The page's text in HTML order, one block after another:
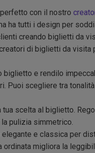
con il nostro
ha tutti i design per
creando biglietti da
di biglietti da visita
biglietto e rendilo
Puoi scegliere tra
tua scelta al biglietto.
pulizia simmetrico.
elegante e classica per
ordinata migliora la